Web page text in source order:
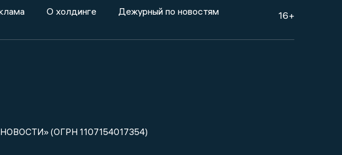
О холдинге Дежурный по новостям 16+
НОВОСТИ» (ОГРН 1107154017354)